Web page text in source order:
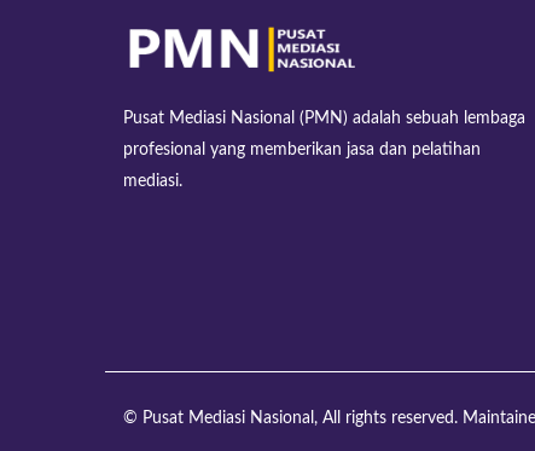
Pusat Mediasi Nasional (PMN) adalah sebuah lembaga
profesional yang memberikan jasa dan pelatihan
mediasi.
© Pusat Mediasi Nasional, All rights reserved.